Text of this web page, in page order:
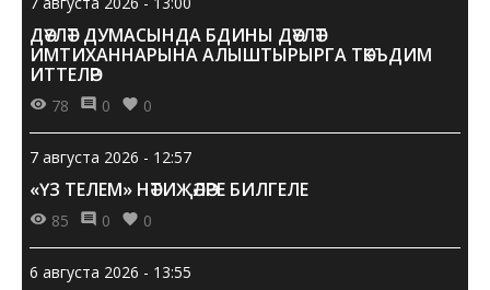
ДӘҮЛӘТ ДУМАСЫНДА БДИНЫ ДӘҮЛӘТ
ИМТИХАННАРЫНА АЛЫШТЫРЫРГА ТӘКЪДИМ
ИТТЕЛӘР
78 0 0
7 августа 2026 - 12:57
«ҮЗ ТЕЛЕМ» НӘТИҖӘЛӘРЕ БИЛГЕЛЕ
85 0 0
6 августа 2026 - 13:55